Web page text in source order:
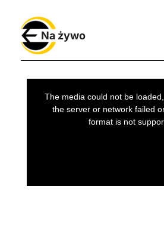
Na żywo